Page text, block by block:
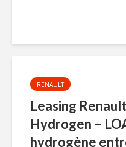
RENAULT
Leasing
Hydrogen –
hydrogène